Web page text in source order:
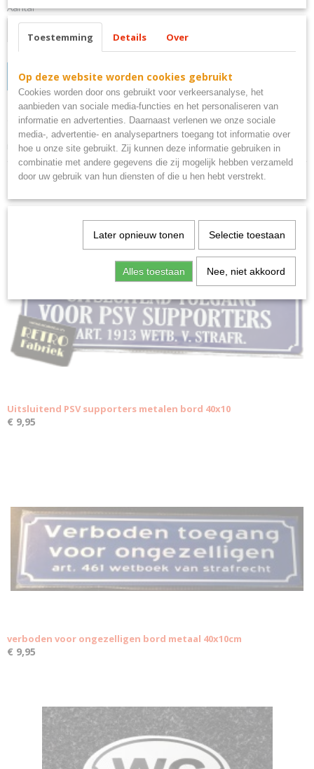
Aantal
IN WINKELWAGEN
Omschrijving
route 66 wijzer metaal
Ook interessant
Uitsluitend PSV supporters metalen bord 40x10
€ 9,95
verboden voor ongezelligen bord metaal 40x10cm
€ 9,95
Toestemming Details Over
Op deze website worden cookies gebruikt
Cookies worden door ons gebruikt voor verkeersanalyse, het
aanbieden van sociale media-functies en het personaliseren van
informatie en advertenties. Daarnaast verlenen we onze sociale
media-, advertentie- en analysepartners toegang tot informatie over
hoe u onze site gebruikt. Zij kunnen deze informatie gebruiken in
combinatie met andere gegevens die zij mogelijk hebben verzameld
door uw gebruik van hun diensten of die u hen hebt verstrekt.
Later opnieuw tonen Selectie toestaan
Alles toestaan Nee, niet akkoord